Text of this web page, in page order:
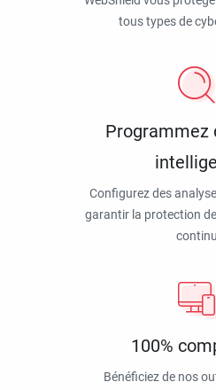
tous types de
Programmez
Configurez des
garantir la protection
100%
Bénéficiez de nos